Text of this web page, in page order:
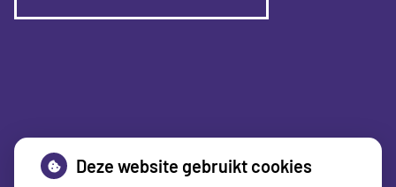
Deze website gebruikt cookies